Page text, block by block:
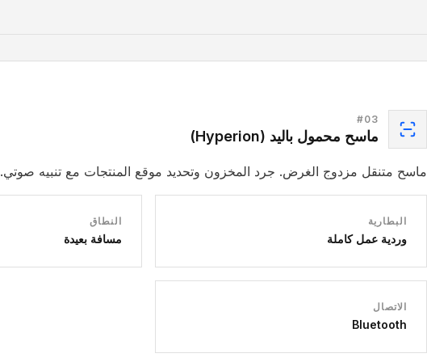
#03
ماسح محمول باليد (Hyperion)
ماسح متنقل مزدوج الغرض. جرد المخزون وتحديد موقع المنتجات مع تنبيه صوتي.
البطارية
وردية عمل كاملة
النطاق
مسافة بعيدة
الاتصال
Bluetooth